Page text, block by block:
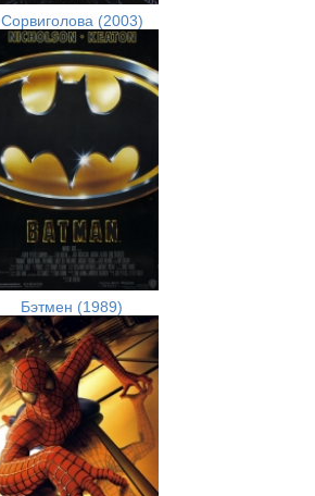
Сорвиголова (2003)
Бэтмен (1989)